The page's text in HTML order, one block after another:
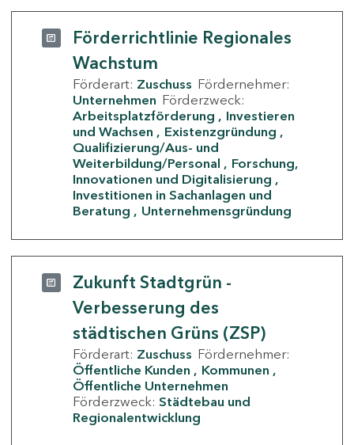
Förderrichtlinie Regionales
Wachstum
Förderart: Zuschuss Fördernehmer:
Unternehmen Förderzweck:
Arbeitsplatzförderung
Investieren
und Wachsen
Existenzgründung
Qualifizierung/Aus- und
Weiterbildung/Personal
Forschung,
Innovationen und Digitalisierung
Investitionen in Sachanlagen und
Beratung
Unternehmensgründung
Zukunft Stadtgrün -
Verbesserung des
städtischen Grüns (ZSP)
Förderart: Zuschuss Fördernehmer:
Öffentliche Kunden
Kommunen
Öffentliche Unternehmen
Förderzweck: Städtebau und
Regionalentwicklung